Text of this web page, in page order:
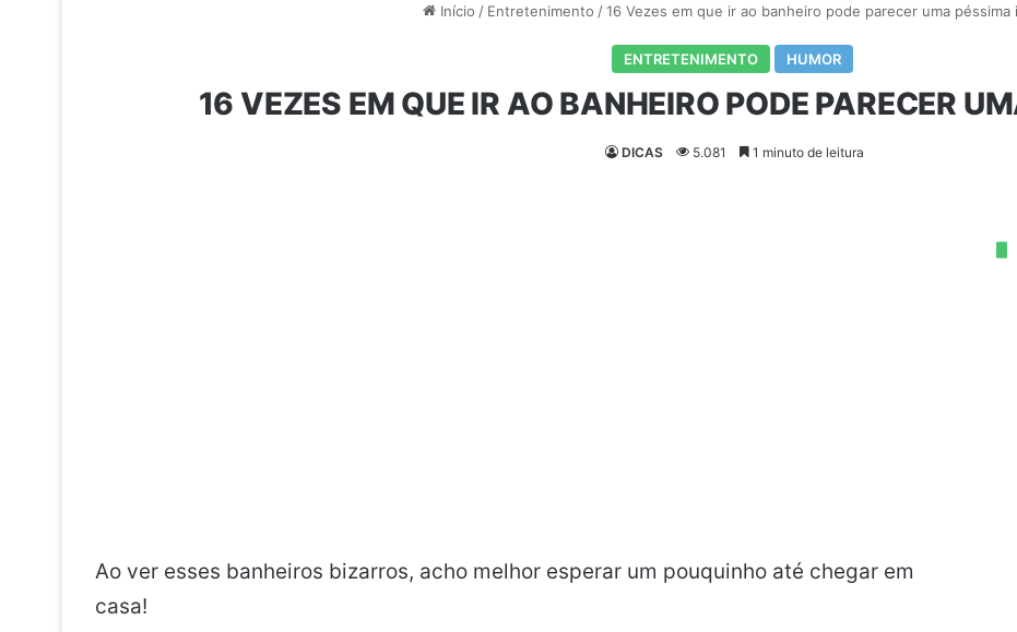
Início / Entretenimento / 16 Vezes em que ir ao banheiro pode parecer uma péssima
ENTRETENIMENTO HUMOR
16 VEZES EM QUE IR AO BANHEIRO PODE PARECER
DICAS 5.081 1 minuto de leitura
Ao ver esses banheiros bizarros, acho melhor esperar um pouquinho até chegar em
casa!